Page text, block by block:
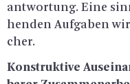
ant­wor­tung. Eine
hen­den Auf­ga­ben
cher.
Kon­struk­ti­ve